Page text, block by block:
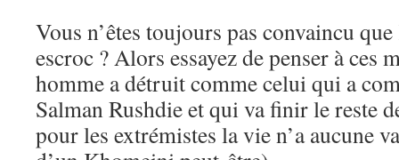
Vous n’êtes toujours pas convaincu
escroc ? Alors essayez de penser à ces
homme a détruit comme celui qui a
Salman Rushdie et qui va finir le reste
pour les extrémistes la vie n’a aucune